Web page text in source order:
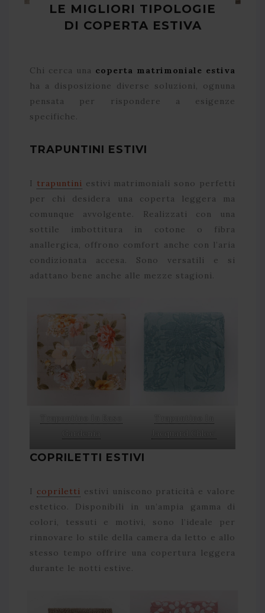
LE MIGLIORI TIPOLOGIE
DI COPERTA ESTIVA
Chi cerca una coperta matrimoniale estiva
ha a disposizione diverse soluzioni, ognuna
pensata per rispondere a esigenze
specifiche.
TRAPUNTINI ESTIVI
I trapuntini estivi matrimoniali sono perfetti
per chi desidera una coperta leggera ma
comunque avvolgente. Realizzati con una
sottile imbottitura in cotone o fibra
anallergica, offrono comfort anche con l’aria
condizionata accesa. Sono versatili e si
adattano bene anche alle mezze stagioni.
Gardenia
Jacquard Chloe’
COPRILETTI ESTIVI
I copriletti estivi uniscono praticità e valore
estetico. Disponibili in un’ampia gamma di
colori, tessuti e motivi, sono l’ideale per
rinnovare lo stile della camera da letto e allo
stesso tempo offrire una copertura leggera
durante le notti estive.